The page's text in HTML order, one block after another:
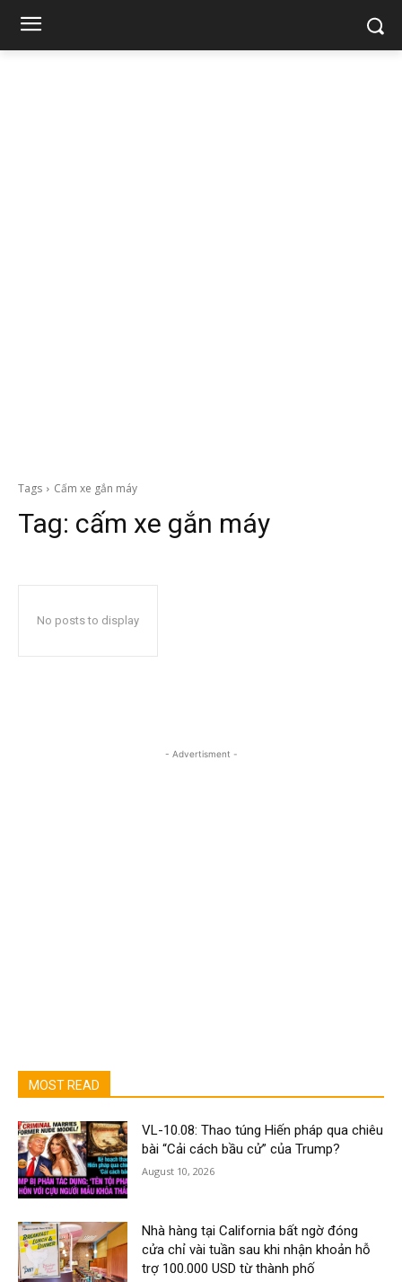
Tags Cấm xe gắn máy
Tag: cấm xe gắn máy
No posts to display
- Advertisment -
MOST READ
VL-10.08: Thao túng Hiến pháp qua chiêu
bài “Cải cách bầu cử” của Trump?
August 10, 2026
Nhà hàng tại California bất ngờ đóng
cửa chỉ vài tuần sau khi nhận khoản hỗ
trợ 100.000 USD từ thành phố